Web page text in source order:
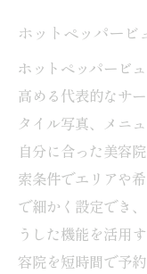
画像や
レイヤー
美容院
おまかせ
当日予約は迷
美容院の
る
ホットペッパービ
ホットペッパービ
高める代表的なサ
タイル写真、メニ
自分に合った美容
索条件でエリアや
で細かく設定でき
うした機能を活用
容院を短時間で予